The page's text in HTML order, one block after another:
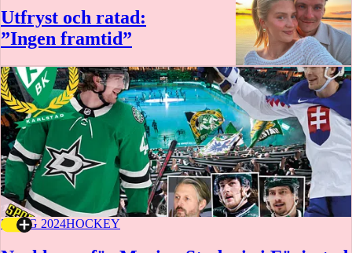
Utfryst och ratad:
”Ingen framtid”
18 min
5 AUG 2024HOCKEY